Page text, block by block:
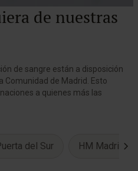
de nuestras
de sangre están a disposición
Comunidad de Madrid. Esto
a quienes más las
del Sur HM Madrid